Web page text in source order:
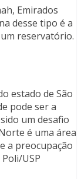
Emirados
desse tipo é a
reservatório.
estado de São
pode ser a
um desafio
é uma área
a preocupação
USP